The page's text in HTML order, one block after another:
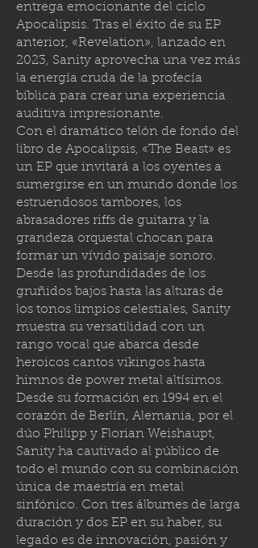
entrega emocionante del ciclo
Apocalipsis. Tras el éxito de su EP
anterior, «Revelation», lanzado en
2023, Sanity aprovecha una vez más
la energía cruda de la profecía
bíblica para crear una experiencia
auditiva impresionante.
Con el dramático telón de fondo del
libro de Apocalipsis, «The Beast» es
un EP que invitará a los oyentes a
sumergirse en un mundo donde los
estruendosos tambores, los
abrasadores riffs de guitarra y la
grandeza orquestal chocan para
formar un vívido paisaje sonoro.
Desde las profundidades de los
gruñidos bajos hasta las alturas de
los tonos limpios celestiales, Sanity
muestra su versatilidad con un
rango vocal que abarca desde
heroicos cantos vikingos hasta
himnos de power metal altísimos.
Desde su formación en 1994 en el
corazón de Berlín, Alemania, por el
dúo Philipp y Florian Weishaupt,
Sanity ha cautivado al público de
todo el mundo con su combinación
única de maestría en metal
sinfónico. Con tres álbumes de larga
duración y dos EP en su haber, su
legado es de innovación, pasión y